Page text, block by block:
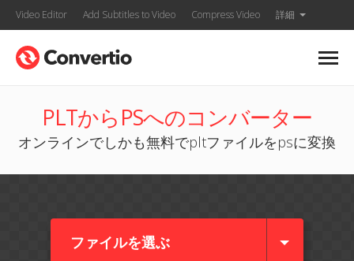
Video Editor Add Subtitles to Video Compress Video 詳細
PLTからPSへのコンバーター
オンラインでしかも無料でpltファイルをpsに変換
ファイルを選ぶ